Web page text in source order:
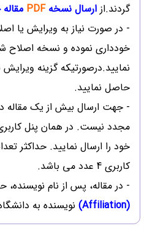
گردند.از ارسال نسخهPDF
- در صورت نیاز به ویرایش یا
خودداری نموده و نسخه اصلاح
نمایید.درصورتیکه گزینه
حاصل نمایید.
- جهت ارسال بیش از یک مقاله
مجدد نیست. در همان پنل
خود را ارسال نمایید. حداکثر
کاربری 4 عدد می باشد.
- در مقاله، پس از نام نویسنده،
(Affiliation)
نویسنده به